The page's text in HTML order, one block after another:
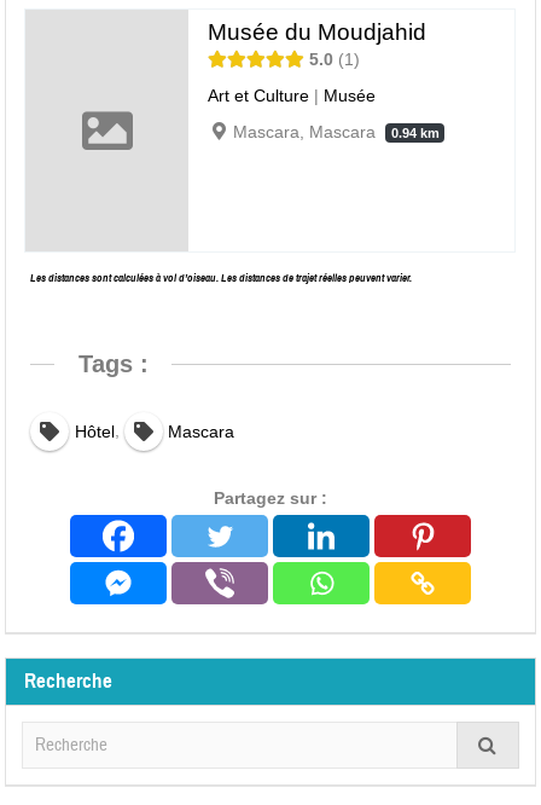
Musée du Moudjahid
5.0
1
Art et Culture | Musée
Mascara, Mascara
0.94 km
Les distances sont calculées à vol d’oiseau. Les distances de trajet réelles peuvent varier.
Tags :
Hôtel, Mascara
Partagez sur :
Recherche